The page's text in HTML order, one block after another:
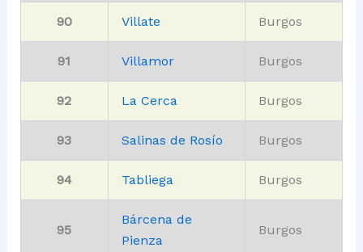
90 Villate Burgos
91 Villamor Burgos
92 La Cerca Burgos
93 Salinas de Rosío Burgos
94 Tabliega Burgos
95
Bárcena de
Pienza
Burgos